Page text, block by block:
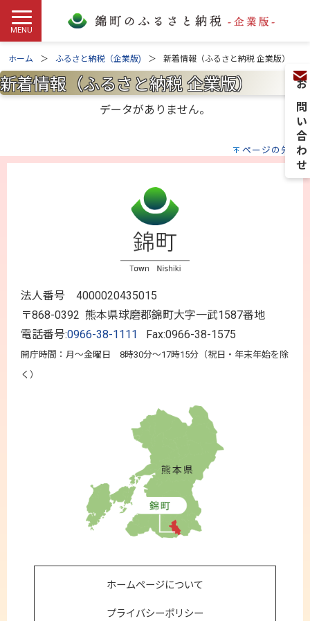
お問い合わせ
ホーム ふるさと納税（企業版) 新着情報（ふるさと納税 企業版）
新着情報（ふるさと納税 企業版）
データがありません。
ページの先頭へ
法人番号 4000020435015
〒868-0392 熊本県球磨郡錦町大字一武1587番地
電話番号:0966-38-1111 Fax:0966-38-1575
開庁時間：月～金曜日 8時30分～17時15分（祝日・年末年始を除
く）
ホームページについて
プライバシーポリシー